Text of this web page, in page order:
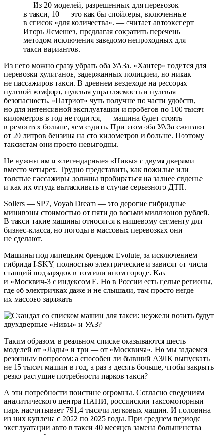
— Из 20 моделей, разрешенных для перевозок
в такси, 10 — это как бы спойлеры, включенные
в список «для количества». — считает автоэксперт
Игорь Лемешев, предлагая сократить перечень
методом исключения заведомо непроходных для
такси вариантов.
Из него можно сразу убрать оба УАЗа. «Хантер» годится для
перевозки хулиганов, задержанных полицией, но никак
не пассажиров такси. В древнем вездеходе на рессорах
нулевой комфорт, нулевая управляемость и нулевая
безопасность. «Патриот» чуть получше по части удобств,
но для интенсивной эксплуатации и пробегов по 100 тысяч
километров в год не годится, — машина будет стоять
в ремонтах больше, чем ездить. При этом оба УАЗа сжигают
от 20 литров бензина на сто километров и больше. Поэтому
таксистам они просто невыгодны.
Не нужны им и «легендарные» «Нивы» с двумя дверями
вместо четырех. Трудно представить, как пожилые или
толстые пассажиры должны пробираться на заднее сиденье
и как их оттуда вытаскивать в случае серьезного ДТП.
Sollers — SP7, Voyah Dream — это дорогие гибридные
минивэны стоимостью от пяти до восьми миллионов рублей.
В такси такие машины относятся к нишевому сегменту для
бизнес-класса, но погоды в массовых перевозках они
не сделают.
Машины под липецким брендом Evolute, за исключением
гибрида I-SKY, полностью электрические и зависят от числа
станций подзарядок в том или ином городе. Как
и «Москвич-3 с индексом Е. Но в России есть целые регионы,
где об электричках даже и не слышали, там просто негде
их массово заряжать.
Таким образом, в реальном списке оказываются шесть
моделей от «Лады» и три — от «Москвича». Но мы задаемся
резонным вопросом: а способен ли бывший АЗЛК выпускать
не 15 тысяч машин в год, а раз в десять больше, чтобы закрыть
резко растущие потребности парков такси?
А эти потребности поистине огромны. Согласно сведениям
аналитического центра НАПИ, российский таксомоторный
парк насчитывает 791,4 тысячи легковых машин. И половина
из них куплена с 2022 по 2025 годы. При среднем периоде
эксплуатации авто в такси 40 месяцев замена большинства